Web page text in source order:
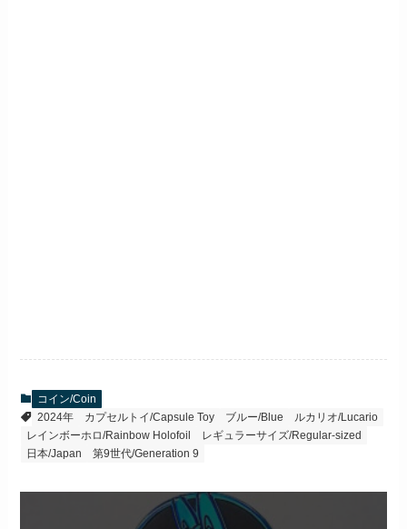
コイン/Coin
2024年
カプセルトイ/Capsule Toy ブルー/Blue
ルカリオ/Lucario
レインボーホロ/Rainbow Holofoil
レギュラーサイズ/Regular-sized
日本/Japan
第9世代/Generation 9